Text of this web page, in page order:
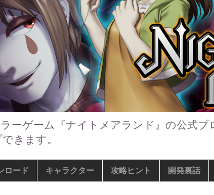
ーゲーム『ナイトメアランド』の公式
きます。
ロード キャラクター 攻略ヒント 開発裏話